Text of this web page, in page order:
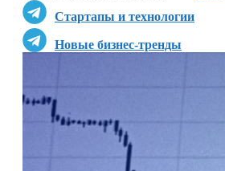
Стартапы и технологии
Новые бизнес-тренды